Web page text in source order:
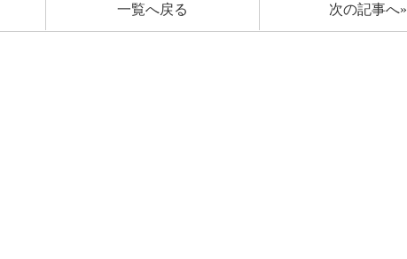
次の記事へ»
一覧へ戻る